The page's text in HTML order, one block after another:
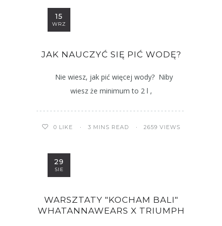
15
WRZ
JAK NAUCZYĆ SIĘ PIĆ WODĘ?
Nie wiesz, jak pić więcej wody? Niby
wiesz że minimum to 2 l ,
0 LIKE 3 MINS READ 2659 VIEWS
29
SIE
WARSZTATY "KOCHAM BALI"
WHATANNAWEARS X TRIUMPH